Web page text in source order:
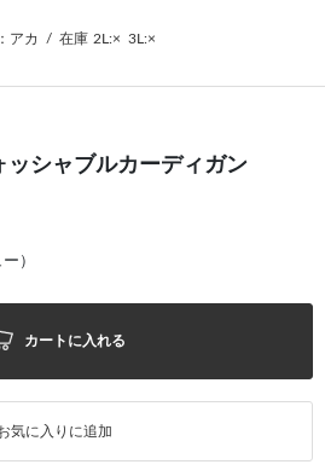
アカ / 在庫 2L:× 3L:×
ッシャブルカーディガン
）
カートに入れる
気に入りに追加